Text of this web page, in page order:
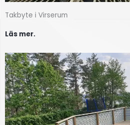
Takbyte i Virserum
Läs mer.